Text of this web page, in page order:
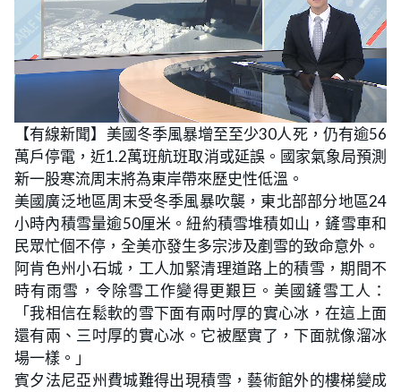
n
m
u
L
o
a
d
e
d
:
2
2
.
2
2
%
【有線新聞】美國冬季風暴增至至少30人死，仍有逾56
萬戶停電，近1.2萬班航班取消或延誤。國家氣象局預測
新一股寒流周末將為東岸帶來歷史性低溫。
美國廣泛地區周末受冬季風暴吹襲，東北部部分地區24
小時內積雪量逾50厘米。紐約積雪堆積如山，鏟雪車和
民眾忙個不停，全美亦發生多宗涉及剷雪的致命意外。
阿肯色州小石城，工人加緊清理道路上的積雪，期間不
時有雨雪，令除雪工作變得更艱巨。美國鏟雪工人：
「我相信在鬆軟的雪下面有兩吋厚的實心冰，在這上面
還有兩、三吋厚的實心冰。它被壓實了，下面就像溜冰
場一樣。」
賓夕法尼亞州費城難得出現積雪，藝術館外的樓梯變成